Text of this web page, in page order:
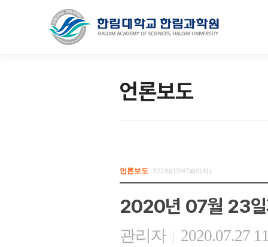
언론보도
언론보도 922개(19/47페이지)
2020년 07월 23
관리자 | 2020.07.27